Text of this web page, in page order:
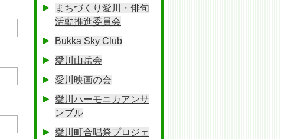
まちづくり愛川・俳句
活動推進委員会
Bukka Sky Club
愛川山岳会
愛川映画の会
愛川ハーモニカアンサ
ンブル
愛川町合唱祭プロジェ